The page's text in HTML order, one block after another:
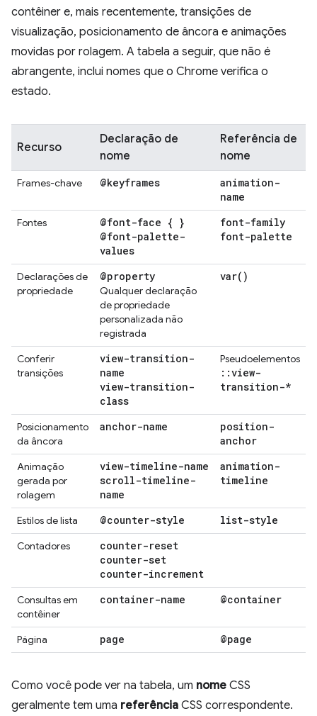
contêiner e, mais recentemente, transições de
visualização, posicionamento de âncora e animações
movidas por rolagem. A tabela a seguir, que não é
abrangente, inclui nomes que o Chrome verifica o
estado.
Recurso
Declaração de
nome
Referência de
nome
Frames-chave @keyframes
animation-
name
Fontes
@font-face { }
@font-palette-
values
font-family
font-palette
Declarações de
propriedade
@property
Qualquer declaração
de propriedade
personalizada não
registrada
var( )
Conferir
transições
view-transition-
name
view-transition-
class
Pseudoelementos
::view-
transition-*
Posicionamento
da âncora
anchor-name
position-
anchor
Animação
gerada por
rolagem
view-timeline-name
scroll-timeline-
name
animation-
timeline
Estilos de lista @counter-style list-style
Contadores
counter-reset
counter-set
counter-increment
Consultas em
contêiner
container-name @container
Página page @page
Como você pode ver na tabela, um nome CSS
geralmente tem uma referência CSS correspondente.